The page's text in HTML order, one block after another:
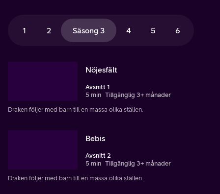
1 2 Säsong 3 4 5 6
Nöjesfält
Avsnitt 1
5 min Tillgänglig 3+ månader
Draken följer med barn till en massa olika ställen.
Bebis
Avsnitt 2
5 min Tillgänglig 3+ månader
Draken följer med barn till en massa olika ställen.